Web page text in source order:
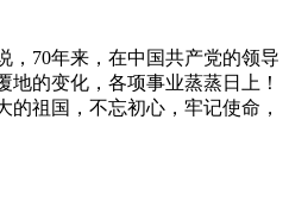
，70年来，在中国共产党的领导
地的变化，各项事业蒸蒸日上！
的祖国，不忘初心，牢记使命，